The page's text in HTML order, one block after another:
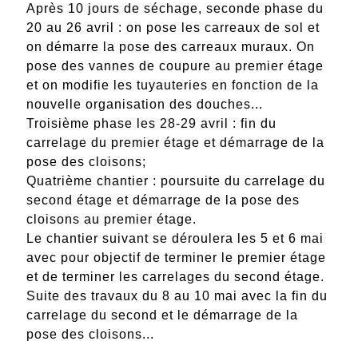
Après 10 jours de séchage, seconde phase du
20 au 26 avril : on pose les carreaux de sol et
on démarre la pose des carreaux muraux. On
pose des vannes de coupure au premier étage
et on modifie les tuyauteries en fonction de la
nouvelle organisation des douches...
Troisième phase les 28-29 avril : fin du
carrelage du premier étage et démarrage de la
pose des cloisons;
Quatrième chantier : poursuite du carrelage du
second étage et démarrage de la pose des
cloisons au premier étage.
Le chantier suivant se déroulera les 5 et 6 mai
avec pour objectif de terminer le premier étage
et de terminer les carrelages du second étage.
Suite des travaux du 8 au 10 mai avec la fin du
carrelage du second et le démarrage de la
pose des cloisons...